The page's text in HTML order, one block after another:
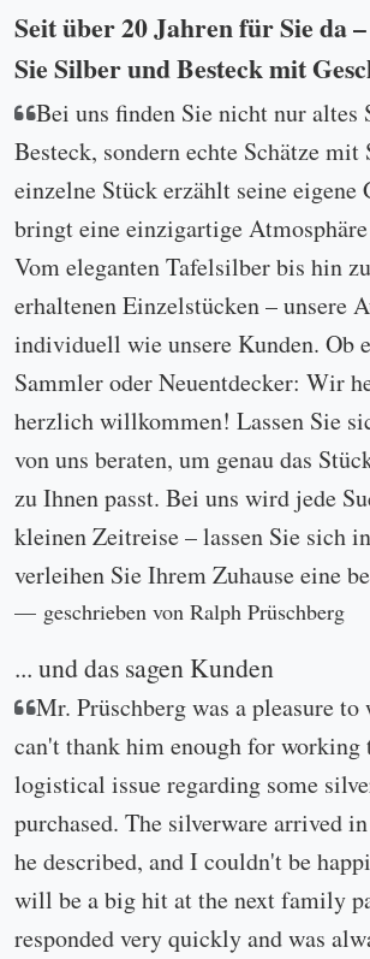
Seit über 20 Jahren für Sie da
Sie Silber und Besteck mit
Bei uns finden Sie nicht nur altes
Besteck, sondern echte Schätze mit
einzelne Stück erzählt seine eigene
bringt eine einzigartige
Vom eleganten Tafelsilber bis hin
erhaltenen Einzelstücken – unsere
individuell wie unsere Kunden. Ob
Sammler oder Neuentdecker: Wir
herzlich willkommen! Lassen Sie
von uns beraten, um genau das
zu Ihnen passt. Bei uns wird jede
kleinen Zeitreise – lassen Sie sich
verleihen Sie Ihrem Zuhause eine
geschrieben von Ralph Prüschberg
... und das sagen Kunden
Mr. Prüschberg was a pleasure
can't thank him enough for working
logistical issue regarding some
purchased. The silverware arrived
he described, and I couldn't be
will be a big hit at the next family
responded very quickly and was